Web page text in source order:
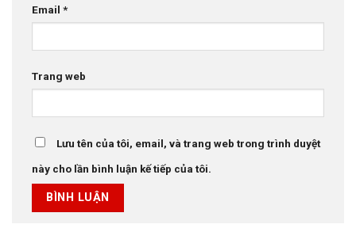
Email *
Trang web
Lưu tên của tôi, email, và trang web trong trình duyệt
này cho lần bình luận kế tiếp của tôi.